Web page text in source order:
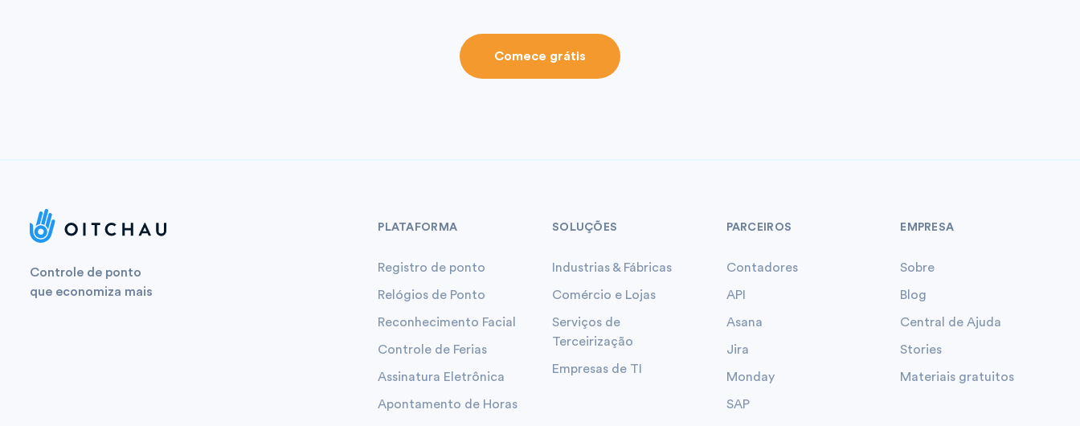
Comece grátis
Controle de ponto
que economiza mais
PLATAFORMA
Registro de ponto
Relógios de Ponto
Reconhecimento Facial
Controle de Ferias
Assinatura Eletrônica
Apontamento de Horas
SOLUÇÕES
Industrias & Fábricas
Comércio e Lojas
Serviços de
Terceirização
Empresas de TI
PARCEIROS
Contadores
API
Asana
Jira
Monday
SAP
EMPRESA
Sobre
Blog
Central de Ajuda
Stories
Materiais gratuitos